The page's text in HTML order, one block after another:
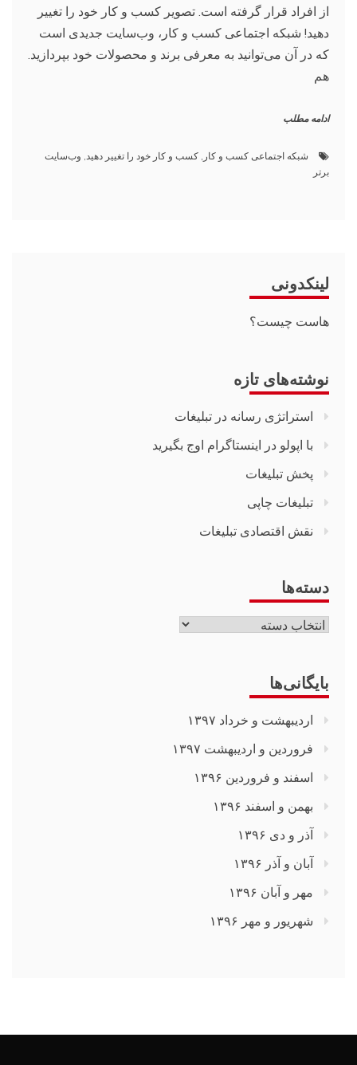
از افراد قرار گرفته است. تصویر کسب و کار خود را تغییر
دهید! شبکه اجتماعی کسب و کار، وب‌سایت جدیدی است
که در آن می‌توانید به معرفی برند و محصولات خود بپردازید.
هم
ادامه مطلب
شبکه اجتماعی کسب و کار کسب و کار خود را تغییر دهید وب‌سایت
برتر
لینکدونی
هاست چیست؟
نوشته‌های تازه
استراتژی رسانه در تبلیغات
با اپولو در اینستاگرام اوج بگیرید
پخش تبلیغات
تبلیغات چاپی
نقش اقتصادی تبلیغات
دسته‌ها
دسته‌ها
بایگانی‌ها
اردیبهشت و خرداد ۱۳۹۷
فروردین و اردیبهشت ۱۳۹۷
اسفند و فروردین ۱۳۹۶
بهمن و اسفند ۱۳۹۶
آذر و دی ۱۳۹۶
آبان و آذر ۱۳۹۶
مهر و آبان ۱۳۹۶
شهریور و مهر ۱۳۹۶